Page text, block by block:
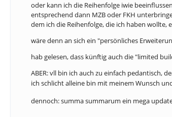
oder kann ich die Reihenfolge iwie
entsprechend dann MZB oder FKH
dem ich die Reihenfolge, die ich haben
wäre denn an sich ein "persönliches
hab gelesen, dass künftig auch die "limited
ABER: vll bin ich auch zu einfach pedantisch,
ich schlicht alleine bin mit meinem Wunsch
dennoch: summa summarum ein mega